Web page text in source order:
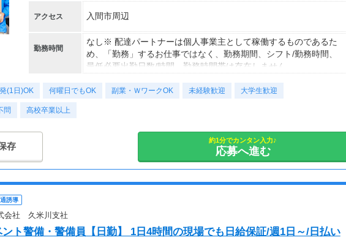
アクセス 入間市周辺
勤務時間
なし※ 配達パートナーは個人事業主として稼働するものであるた
め、「勤務」するお仕事ではなく、勤務期間、シフト/勤務時間、
最低必要出勤日数/時間、勤務時間帯は存在しません。
(1日)OK 何曜日でもOK 副業・ＷワークOK 未経験歓迎 大学生歓迎
問 高校卒業以上
存
約1分でカンタン入力♪
応募へ進む
誘導
会社 久米川支社
ト警備・警備員【日勤】 1日4時間の現場でも日給保証/週1日～/日払い